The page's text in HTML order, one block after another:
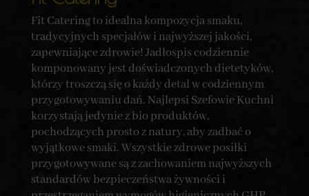
Fit Catering to idealna kompozycja smaku,
tradycyjnych specjałów i najwyższej jakości,
zapewniające zdrowie! Jadłospis codziennie
komponowany jest doświadczonych dietetyków,
którzy troszczą się o każdy detal w codziennym
przygotowywaniu dań. Najlepsi Szefowie Kuchni
korzystają jedynie z bio produktów,
pochodzących prosto z natury, aby zadbać o
wyjątkowe smaki. Wszystkie zdrowe posiłki
przygotowywane są z zachowaniem najwyższych
standardów bezpieczeństwa żywności i